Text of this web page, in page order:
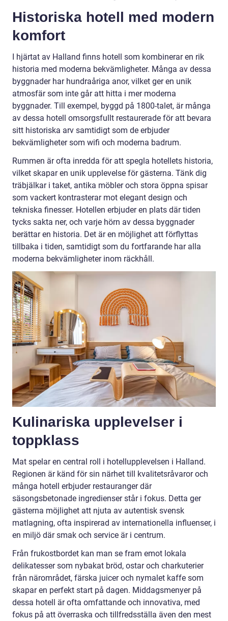
Historiska hotell med modern
komfort
I hjärtat av Halland finns hotell som kombinerar en rik
historia med moderna bekvämligheter. Många av dessa
byggnader har hundraåriga anor, vilket ger en unik
atmosfär som inte går att hitta i mer moderna
byggnader. Till exempel, byggd på 1800-talet, är många
av dessa hotell omsorgsfullt restaurerade för att bevara
sitt historiska arv samtidigt som de erbjuder
bekvämligheter som wifi och moderna badrum.
Rummen är ofta inredda för att spegla hotellets historia,
vilket skapar en unik upplevelse för gästerna. Tänk dig
träbjälkar i taket, antika möbler och stora öppna spisar
som vackert kontrasterar mot elegant design och
tekniska finesser. Hotellen erbjuder en plats där tiden
tycks sakta ner, och varje hörn av dessa byggnader
berättar en historia. Det är en möjlighet att förflyttas
tillbaka i tiden, samtidigt som du fortfarande har alla
moderna bekvämligheter inom räckhåll.
Kulinariska upplevelser i
toppklass
Mat spelar en central roll i hotellupplevelsen i Halland.
Regionen är känd för sin närhet till kvalitetsråvaror och
många hotell erbjuder restauranger där
säsongsbetonade ingredienser står i fokus. Detta ger
gästerna möjlighet att njuta av autentisk svensk
matlagning, ofta inspirerad av internationella influenser, i
en miljö där smak och service är i centrum.
Från frukostbordet kan man se fram emot lokala
delikatesser som nybakat bröd, ostar och charkuterier
från närområdet, färska juicer och nymalet kaffe som
skapar en perfekt start på dagen. Middagsmenyer på
dessa hotell är ofta omfattande och innovativa, med
fokus på att överraska och tillfredsställa även den mest